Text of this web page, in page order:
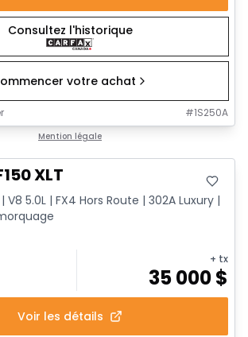
Consultez l'historique
votre achat
#1S250A
Mention légale
XLT
5.0L | FX4 Hors Route | 302A Luxury |
+ tx
35 000$
Voir les détails